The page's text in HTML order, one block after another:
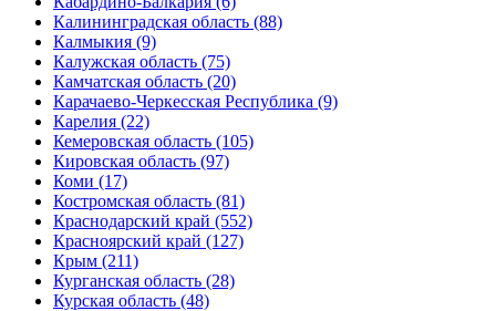
Калининградская область (88)
Калмыкия (9)
Калужская область (75)
Камчатская область (20)
Карачаево-Черкесская Республика (9)
Карелия (22)
Кемеровская область (105)
Кировская область (97)
Коми (17)
Костромская область (81)
Краснодарский край (552)
Красноярский край (127)
Крым (211)
Курганская область (28)
Курская область (48)